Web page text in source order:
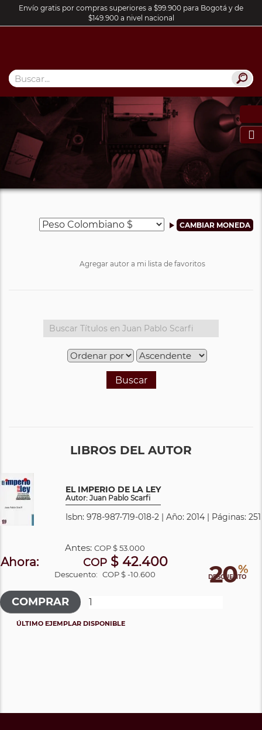
Envío gratis por compras superiores a $99.900 para Bogotá y de
$149.900 a nivel nacional

Agregar autor a mi lista de favoritos
Buscar
LIBROS DEL AUTOR
EL IMPERIO DE LA LEY
Autor: Juan Pablo Scarfi
Isbn: 978-987-719-018-2 | Año: 2014 | Páginas: 251
20%
DESCUENTO
Antes: COP$ 53.000
Ahora: COP$ 42.400
Descuento: COP $ -10.600
ÚLTIMO EJEMPLAR DISPONIBLE